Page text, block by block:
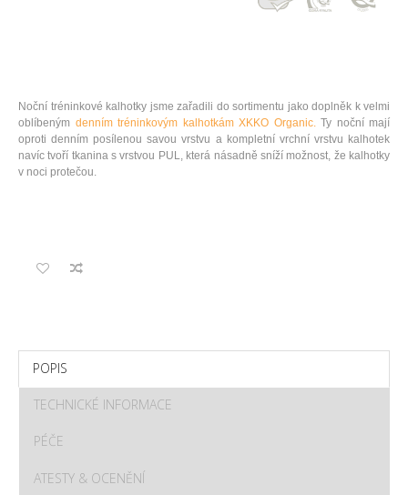
Noční tréninkové kalhotky jsme zařadili do sortimentu jako doplněk k velmi
oblíbeným denním tréninkovým kalhotkám XKKO Organic.Ty noční mají
oproti denním posílenou savou vrstvu a kompletní vrchní vrstvu kalhotek
navíc tvoří tkanina s vrstvou PUL, která násadně sníží možnost, že kalhotky
v noci protečou.
POPIS
TECHNICKÉ INFORMACE
PÉČE
ATESTY & OCENĚNÍ